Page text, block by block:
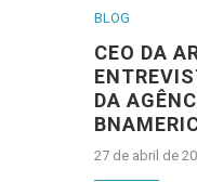
BLOG
CEO DA
DA
27 de abril de